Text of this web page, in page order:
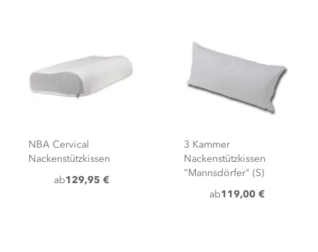
NBA Cervical
Nackenstützkissen
ab129,95 €
3 Kammer
Nackenstützkissen
"Mannsdörfer" (S)
ab119,00 €